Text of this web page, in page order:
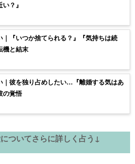
？』
｜『いつか捨てられる？』『気持ちは続
機と結末
｜彼を独り占めしたい…『離婚する気はあ
の覚悟
ついてさらに詳しく占う↓